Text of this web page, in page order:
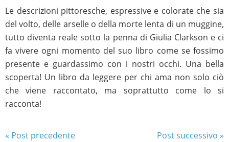
Le descrizioni pittoresche, espressive e colorate che sia
del volto, delle arselle o della morte lenta di un muggine,
tutto diventa reale sotto la penna di Giulia Clarkson e ci
fa vivere ogni momento del suo libro come se fossimo
presente e guardassimo con i nostri occhi. Una bella
scoperta! Un libro da leggere per chi ama non solo ciò
che viene raccontato, ma soprattutto come lo si
racconta!
« Post precedente
Post successivo »